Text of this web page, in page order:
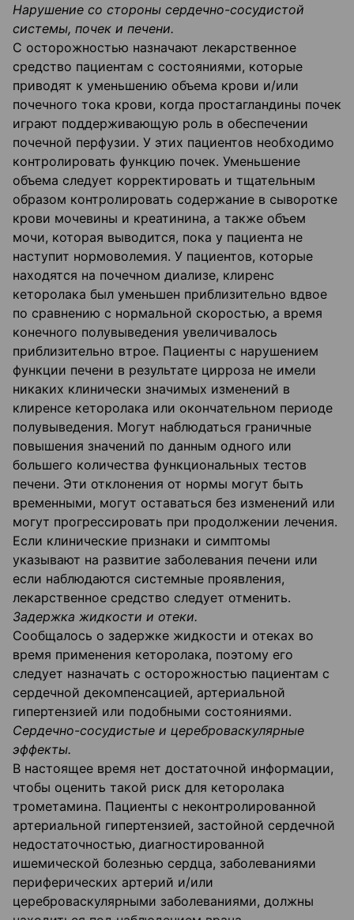
Нарушение со стороны сердечно-сосудистой
системы, почек и печени.
С осторожностью назначают лекарственное
средство пациентам с состояниями, которые
приводят к уменьшению объема крови и/или
почечного тока крови, когда простагландины почек
играют поддерживающую роль в обеспечении
почечной перфузии. У этих пациентов необходимо
контролировать функцию почек. Уменьшение
объема следует корректировать и тщательным
образом контролировать содержание в сыворотке
крови мочевины и креатинина, а также объем
мочи, которая выводится, пока у пациента не
наступит нормоволемия. У пациентов, которые
находятся на почечном диализе, клиренс
кеторолака был уменьшен приблизительно вдвое
по сравнению с нормальной скоростью, а время
конечного полувыведения увеличивалось
приблизительно втрое. Пациенты с нарушением
функции печени в результате цирроза не имели
никаких клинически значимых изменений в
клиренсе кеторолака или окончательном периоде
полувыведения. Могут наблюдаться граничные
повышения значений по данным одного или
большего количества функциональных тестов
печени. Эти отклонения от нормы могут быть
временными, могут оставаться без изменений или
могут прогрессировать при продолжении лечения.
Если клинические признаки и симптомы
указывают на развитие заболевания печени или
если наблюдаются системные проявления,
лекарственное средство следует отменить.
Задержка жидкости и отеки.
Сообщалось о задержке жидкости и отеках во
время применения кеторолака, поэтому его
следует назначать с осторожностью пациентам с
сердечной декомпенсацией, артериальной
гипертензией или подобными состояниями.
Сердечно-сосудистые и цереброваскулярные
эффекты.
В настоящее время нет достаточной информации,
чтобы оценить такой риск для кеторолака
трометамина. Пациенты с неконтролированной
артериальной гипертензией, застойной сердечной
недостаточностью, диагностированной
ишемической болезнью сердца, заболеваниями
периферических артерий и/или
цереброваскулярными заболеваниями, должны